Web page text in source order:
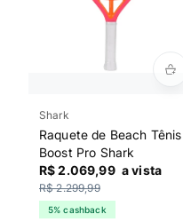
Shark
Raquete de Beach Tênis
Boost Pro Shark
R$ 2.069,99 a vista
R$ 2.299,99
5% cashback